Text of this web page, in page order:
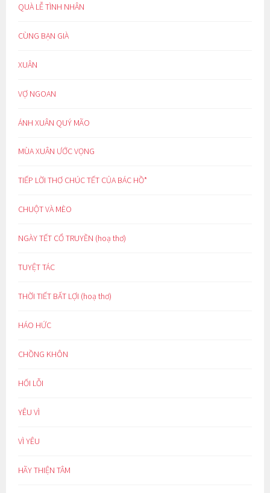
QUÀ LỄ TÌNH NHÂN
CÙNG BẠN GIÀ
XUÂN
VỢ NGOAN
ÁNH XUÂN QUÝ MÃO
MÙA XUÂN ƯỚC VỌNG
TIẾP LỜI THƠ CHÚC TẾT CỦA BÁC HỒ*
CHUỘT VÀ MÈO
NGÀY TẾT CỔ TRUYỀN (hoạ thơ)
TUYỆT TÁC
THỜI TIẾT BẤT LỢI (hoạ thơ)
HÁO HỨC
CHỒNG KHÔN
HỐI LỖI
YÊU VÌ
VÌ YÊU
HÃY THIỆN TÂM